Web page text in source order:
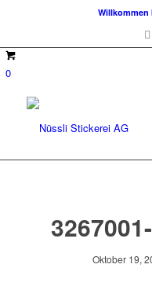
Willkommen
0
Oktober 19,